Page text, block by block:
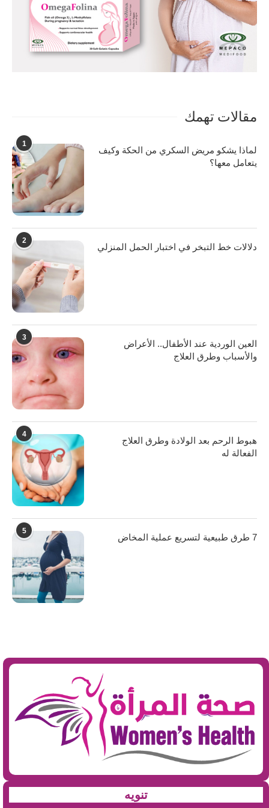
مقالات تهمك
1
لماذا يشكو مريض السكري من الحكة وكيف
يتعامل معها؟
2
دلالات خط التبخر في اختبار الحمل المنزلي
3
العين الوردية عند الأطفال.. الأعراض
والأسباب وطرق العلاج
4
هبوط الرحم بعد الولادة وطرق العلاج
الفعالة له
5
7 طرق طبيعية لتسريع عملية المخاض
تنويه